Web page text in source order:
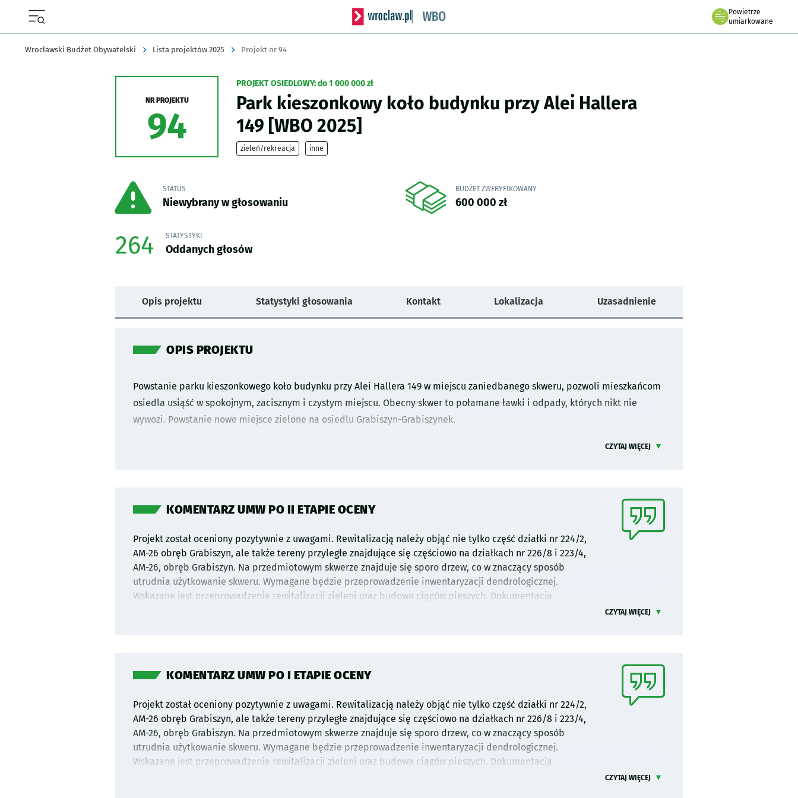
Serwis informacyjny wroclaw.pl podserwis: Wrocławski Budżet Obywatelski
Powietrze
we Wrocławiu
umiarkowane
Wrocławski Budżet Obywatelski Lista projektów 2025 Projekt nr 94
NR PROJEKTU
94
PROJEKT OSIEDLOWY:do 1 000 000 zł
Park kieszonkowy koło budynku przy Alei Hallera
149 [WBO 2025]
zieleń/rekreacja inne
STATUS
Niewybrany w głosowaniu
BUDŻET ZWERYFIKOWANY
600 000 zł
264 STATYSTYKI
Oddanych głosów
Opis projektu Statystyki głosowania Kontakt Lokalizacja Uzasadnienie
OPIS PROJEKTU
Powstanie parku kieszonkowego koło budynku przy Alei Hallera 149 w miejscu zaniedbanego skweru, pozwoli mieszkańcom
osiedla usiąść w spokojnym, zacisznym i czystym miejscu. Obecny skwer to połamane ławki i odpady, których nikt nie
wywozi. Powstanie nowe miejsce zielone na osiedlu Grabiszyn-Grabiszynek.
CZYTAJ WIĘCEJ
KOMENTARZ UMW PO II ETAPIE OCENY
Projekt został oceniony pozytywnie z uwagami. Rewitalizacją należy objąć nie tylko część działki nr 224/2,
AM-26 obręb Grabiszyn, ale także tereny przyległe znajdujące się częściowo na działkach nr 226/8 i 223/4,
AM-26, obręb Grabiszyn. Na przedmiotowym skwerze znajduje się sporo drzew, co w znaczący sposób
utrudnia użytkowanie skweru. Wymagane będzie przeprowadzenie inwentaryzacji dendrologicznej.
Wskazane jest przeprowadzenie rewitalizacji zieleni oraz budowa ciągów pieszych. Dokumentacja
- gospodarowanie wodami opadowymi,
Szacunkowy koszt realizacji inwestycji wynosi 600 000 zł. Ostateczny zakres projektu zostanie ustalony z
Liderem na etapie sporządzania dokumentacji projektowej przy uwzględnieniu aktualnego poziomu cen.
Rekomendujemy Liderom dokonanie przeglądu zgłoszonych projektów w celu sprawdzenia czy nie
zgłoszono innych wniosków o podobnym zakresie. Inwestycja będzie musiała być zrealizowana zgodnie z
zasadami projektowania uniwersalnego. Na etapie opracowania dokumentacji projektowej konieczne
CZYTAJ WIĘCEJ
KOMENTARZ UMW PO I ETAPIE OCENY
Projekt został oceniony pozytywnie z uwagami. Rewitalizacją należy objąć nie tylko część działki nr 224/2,
AM-26 obręb Grabiszyn, ale także tereny przyległe znajdujące się częściowo na działkach nr 226/8 i 223/4,
AM-26, obręb Grabiszyn. Na przedmiotowym skwerze znajduje się sporo drzew, co w znaczący sposób
utrudnia użytkowanie skweru. Wymagane będzie przeprowadzenie inwentaryzacji dendrologicznej.
Wskazane jest przeprowadzenie rewitalizacji zieleni oraz budowa ciągów pieszych. Dokumentacja
CZYTAJ WIĘCEJ